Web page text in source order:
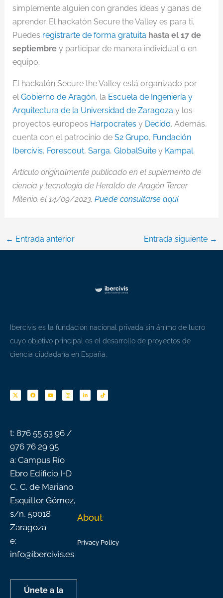
simplemente alguien con grandes ideas y ganas de
aprender. El hackatón Secure the Valley es para ti.
Puedes registrarte de forma gratuita hasta el 17 de
septiembre y participar de manera individual o en
equipo.
El hackatón Secure the Valley está organizado por
el Gobierno de Aragón, la Escuela de Ingeniería y
Arquitectura de la Universidad de Zaragoza y los
proyectos europeos Harpocrates y Decido. Además,
cuenta con el patrocinio de S2 Grupo, Fundación
Ibercivis, Forescout, Sarga, GlobalSuite y Kampal.
Artículo originalmente publicado en el suplemento de
ciencia y tecnología de Heraldo de Aragón Tercer
Milenio, el 14/09/2023. Puede consultarse aquí.
← Entrada anterior Entrada siguiente →
Ibercivis es la fundación nacional privada sin ánimo de lucro
cuyo objetivo principal es el desarrollo de proyectos de
ciencia ciudadana en España.
c
e
b
u
t
u
s
t
a
n
k
e
k
t
o
t: 876 55 53 96 /
976 76 29 95
a: Campus Río
Ebro Edificio I+D
C, C. de Mariano
Esquillor Gómez,
s/n, 50018
Zaragoza
e:
info@ibercivis.es
Únete a la
About
Privacy Policy